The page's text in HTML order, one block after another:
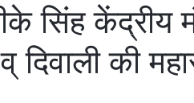
सिंह केंद्रीय
की